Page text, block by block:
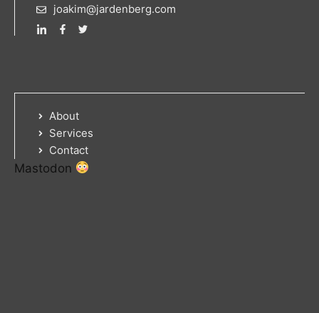
joakim@jardenberg.com
About
Services
Contact
Mastodon